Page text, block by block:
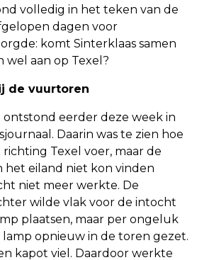
volledig in het teken van de
dagen voor
komt Sinterklaas samen
wel aan op Texel?
de vuurtoren
ontstond eerder deze week in
Daarin was te zien hoe
Texel voer, maar de
eiland niet kon vinden
niet meer werkte. De
wilde vlak voor de intocht
plaatsen, maar per ongeluk
opnieuw in de toren gezet.
kapot viel. Daardoor werkte